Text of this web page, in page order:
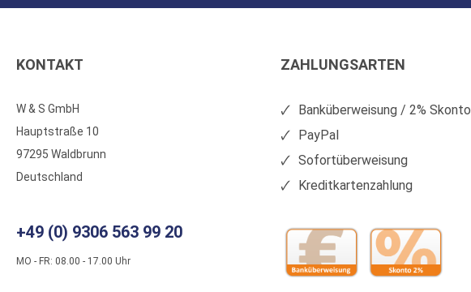
KONTAKT
W & S GmbH
Hauptstraße 10
97295 Waldbrunn
Deutschland
+49 (0) 9306 563 99 20
MO - FR: 08.00 - 17.00 Uhr
ZAHLUNGSARTEN
Banküberweisung / 2% Skonto
PayPal
Sofortüberweisung
Kreditkartenzahlung